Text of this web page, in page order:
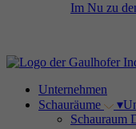
Im Nu zu
Unternehmen
Schauräume
▾
Schauraum